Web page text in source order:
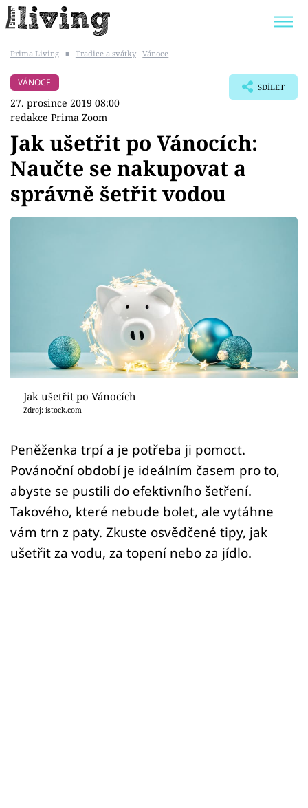
BYDLENÍ SLAVNÝCH
Témata
Bydlení
Sledujte prima+
Přihlášení
Sledujte nás
Prima Living ■ Tradice a svátky Vánoce
VÁNOCE
27. prosince 2019 08:00
redakce Prima Zoom
SDÍLET
Jak ušetřit po Vánocích:
Naučte se nakupovat a
správně šetřit vodou
Jak ušetřit po Vánocích
Zdroj: istock.com
Peněženka trpí a je potřeba ji pomoct.
Povánoční období je ideálním časem pro to,
abyste se pustili do efektivního šetření.
Takového, které nebude bolet, ale vytáhne
vám trn z paty. Zkuste osvědčené tipy, jak
ušetřit za vodu, za topení nebo za jídlo.